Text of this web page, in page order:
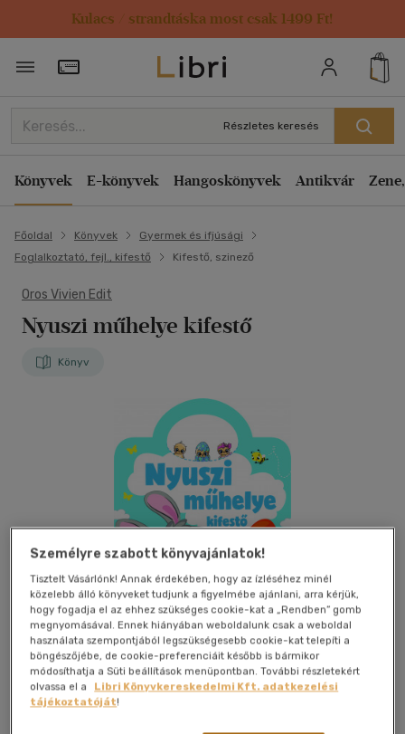
Kulacs / strandtáska most csak 1499 Ft!
Törzsvásárlói Kártya adatai
Részletes keresés
Könyvek E-könyvek Hangoskönyvek Antikvár
Főoldal Könyvek
Gyermek és ifjúsági
Foglalkoztató, fejl., kifestő
Kifestő, szinező
Oros Vivien Edit
Nyuszi műhelye kifestő
Könyv
Kívánságlistához adom
Személyre szabott könyvajánlatok!
Tisztelt Vásárlónk! Annak érdekében, hogy az ízléséhez minél
közelebb álló könyveket tudjunk a figyelmébe ajánlani, arra kérjük,
hogy fogadja el az ehhez szükséges cookie-kat a „Rendben” gomb
megnyomásával. Ennek hiányában weboldalunk csak a weboldal
használata szempontjából legszükségesebb cookie-kat telepíti a
böngészőjébe, de cookie-preferenciáit később is bármikor
módosíthatja a Süti beállítások menüpontban. További részletekért
olvassa el a
Libri Könyvkereskedelmi Kft. adatkezelési
tájékoztatóját!